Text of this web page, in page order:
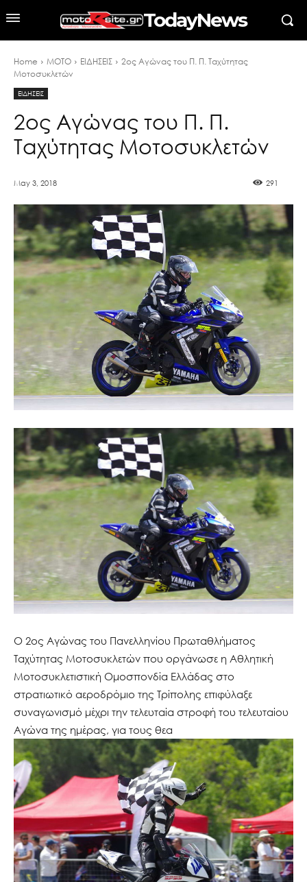
TodayNews
Home MOTO ΕΙΔΗΣΕΙΣ
2ος Αγώνας του Π. Π. Ταχύτητας
Μοτοσυκλετών
ΕΙΔΗΣΕΙΣ
2ος Αγώνας του Π. Π.
Ταχύτητας Μοτοσυκλετών
May 3, 2018 291
Ο 2ος Αγώνας του Πανελληνίου Πρωταθλήματος
Ταχύτητας Μοτοσυκλετών που οργάνωσε η Αθλητική
Μοτοσυκλετιστική Ομοσπονδία Ελλάδας στο
στρατιωτικό αεροδρόμιο της Τρίπολης επιφύλαξε
συναγωνισμό μέχρι την τελευταία στροφή του τελευταίου
Αγώνα της ημέρας, για τους θεα